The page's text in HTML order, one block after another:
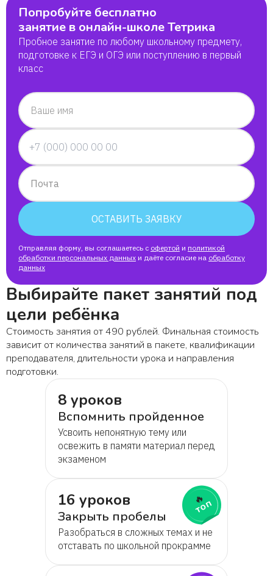
Попробуйте бесплатно
занятие в онлайн-школе Тетрика
Пробное занятие по любому школьному предмету,
подготовке к ЕГЭ и ОГЭ или поступлению в первый
класс
Ваше имя
Почта
ОСТАВИТЬ ЗАЯВКУ
Отправляя форму, вы соглашаетесь с офертой и политикой
обработки персональных данных и даёте согласие на обработку
данных
Выбирайте пакет занятий под
цели ребёнка
Стоимость занятия от 490 рублей. Финальная стоимость
зависит от количества занятий в пакете, квалификации
преподавателя, длительности урока и направления
подготовки.
8 уроков
Вспомнить пройденное
Усвоить непонятную тему или
освежить в памяти материал перед
экзаменом
16 уроков
Закрыть пробелы
Разобраться в сложных темах и не
отставать по школьной прокрамме
🔥
топ